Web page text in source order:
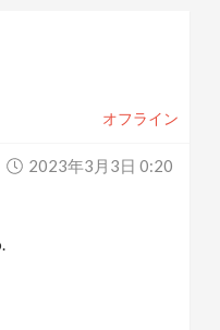
オフライン
2023年3月3日 0:20